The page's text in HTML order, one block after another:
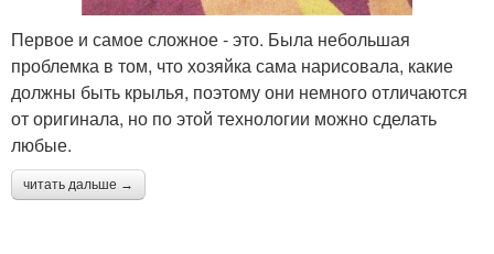
Первое и самое сложное - это. Была небольшая
проблемка в том, что хозяйка сама нарисовала, какие
должны быть крылья, поэтому они немного отличаются
от оригинала, но по этой технологии можно сделать
любые.
читать дальше →